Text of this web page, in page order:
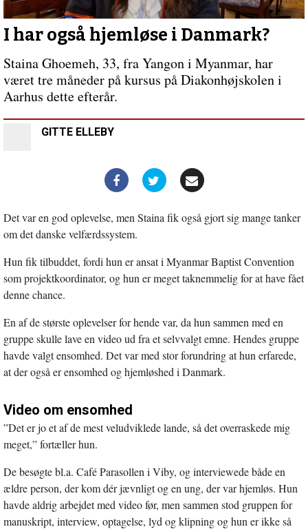
praksis
I har også hjemløse i Danmark?
Staina Ghoemeh, 33, fra Yangon i Myanmar, har
været tre måneder på kursus på Diakonhøjskolen i
Aarhus dette efterår.
GITTE ELLEBY
Det var en god oplevelse, men Staina fik også gjort sig mange tanker
om det danske velfærdssystem.
Hun fik tilbuddet, fordi hun er ansat i Myanmar Baptist Convention
som projektkoordinator, og hun er meget taknemmelig for at have fået
denne chance.
En af de største oplevelser for hende var, da hun sammen med en
gruppe skulle lave en video ud fra et selvvalgt emne. Hendes gruppe
havde valgt ensomhed. Det var med stor forundring at hun erfarede,
at der også er ensomhed og hjemløshed i Danmark.
Video om ensomhed
”Det er jo et af de mest veludviklede lande, så det overraskede mig
meget,” fortæller hun.
De besøgte bl.a. Café Parasollen i Viby, og interviewede både en
ældre person, der kom dér jævnligt og en ung, der var hjemløs. Hun
havde aldrig arbejdet med video før, men sammen stod gruppen for
manuskript, interview, optagelse, lyd og klipning og hun er ikke så